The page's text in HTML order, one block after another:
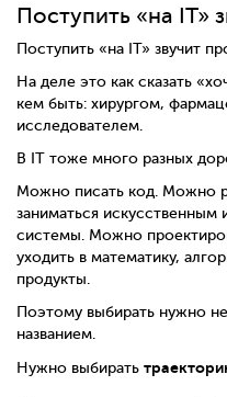
Поступить «на IT»
Поступить «на IT» звучит
На деле это как сказать
кем быть: хирургом,
исследователем.
В IT тоже много разных
Можно писать код. Можно
заниматься
системы. Можно
уходить в математику,
продукты.
Поэтому выбирать нужно
названием.
Нужно выбирать